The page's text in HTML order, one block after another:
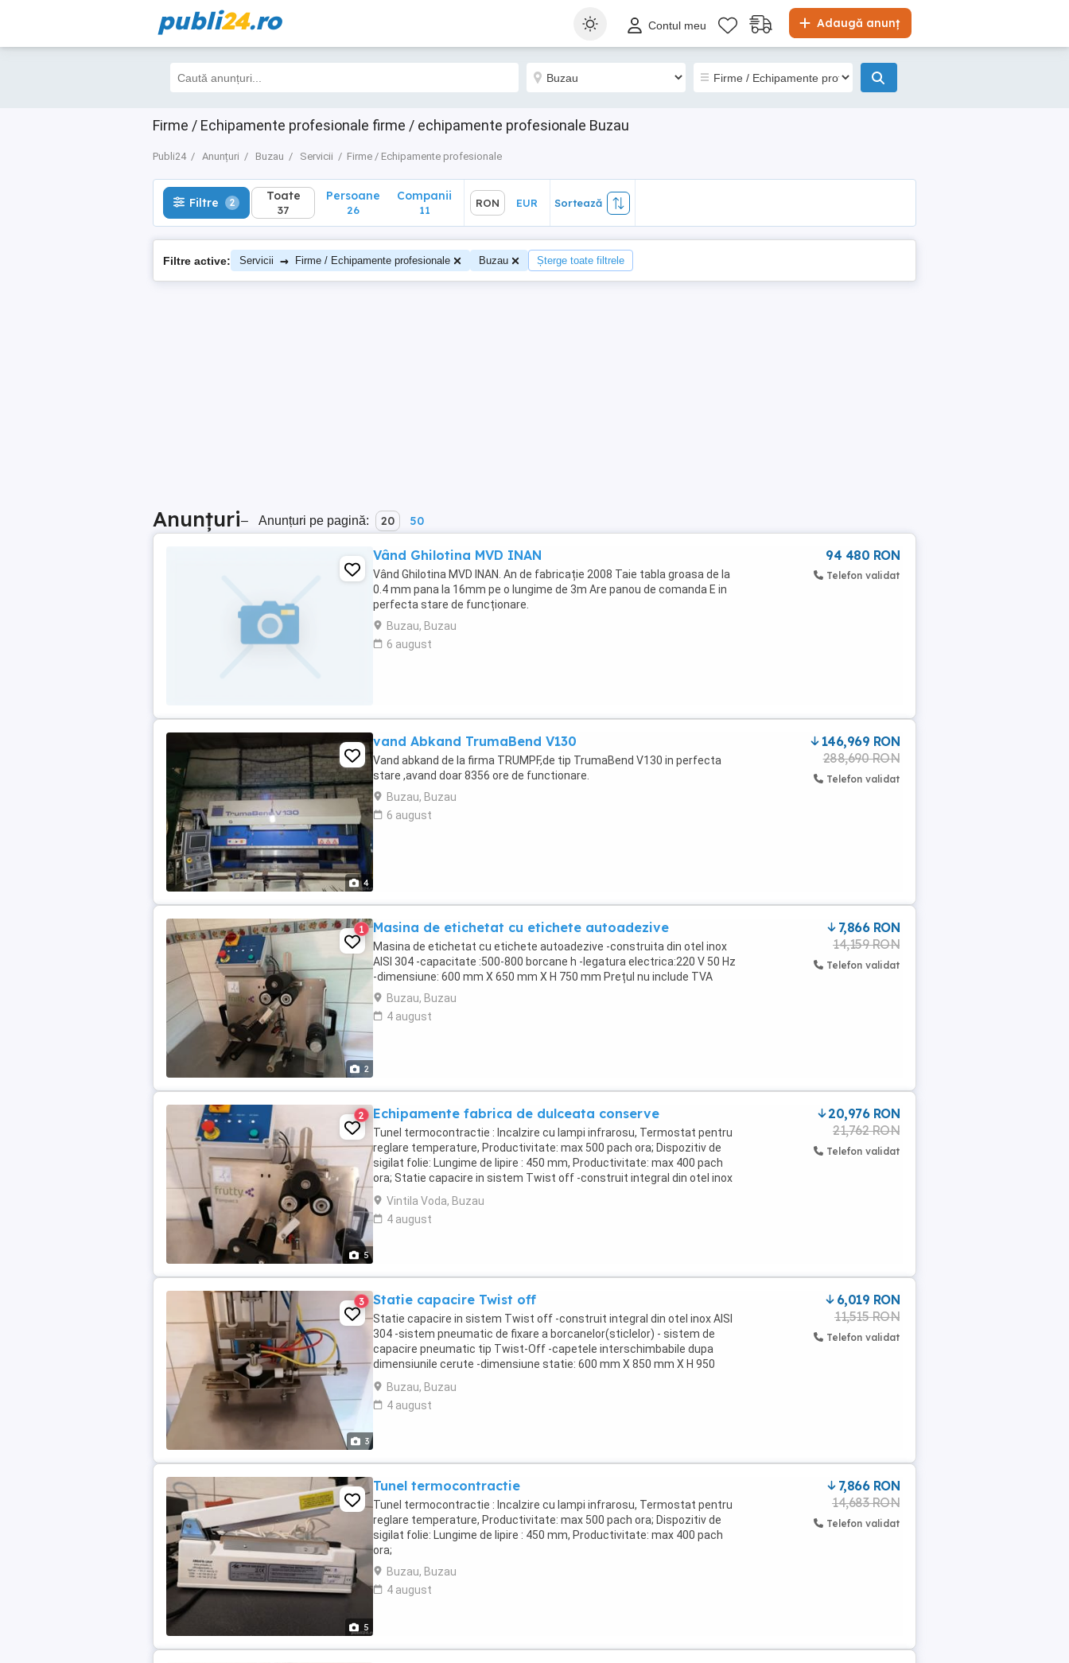
publi24.ro Adaugă anunț
Contul meu
Firme / Echipamente profesionale firme / echipamente profesionale Buzau
Publi24 Anunțuri Buzau Servicii Firme / Echipamente profesionale
Filtre 2 Toate
37
Sortează
Filtre 2 Toate
37
Persoane
26
Companii
11
RON EUR Sortează
Filtre active: Servicii → Firme / Echipamente profesionale Buzau Șterge toate filtrele
Anunțuri– Anunțuri pe pagină: 20 50
Vând Ghilotina MVD INAN
Vând Ghilotina MVD INAN. An de fabricație 2008 Taie tabla groasa de la
0.4 mm pana la 16mm pe o lungime de 3m Are panou de comanda E in
perfecta stare de funcționare.
Buzau, Buzau
6 august
94 480 RON
Telefon validat
4
vand Abkand TrumaBend V130
Vand abkand de la firma TRUMPF,de tip TrumaBend V130 in perfecta
stare ,avand doar 8356 ore de functionare.
Buzau, Buzau
6 august
146,969 RON
288,690 RON
Telefon validat
2
1 Masina de etichetat cu etichete autoadezive
Masina de etichetat cu etichete autoadezive -construita din otel inox
AISI 304 -capacitate :500-800 borcane h -legatura electrica:220 V 50 Hz
-dimensiune: 600 mm X 650 mm X H 750 mm Prețul nu include TVA
Buzau, Buzau
4 august
7,866 RON
14,159 RON
Telefon validat
5
2 Echipamente fabrica de dulceata conserve
Tunel termocontractie : Incalzire cu lampi infrarosu, Termostat pentru
reglare temperature, Productivitate: max 500 pach ora; Dispozitiv de
sigilat folie: Lungime de lipire : 450 mm, Productivitate: max 400 pach
ora; Statie capacire in sistem Twist off -construit integral din otel inox
AISI 304 -sistem ...
Vintila Voda, Buzau
4 august
20,976 RON
21,762 RON
Telefon validat
3
3 Statie capacire Twist off
Statie capacire in sistem Twist off -construit integral din otel inox AISI
304 -sistem pneumatic de fixare a borcanelor(sticlelor) - sistem de
capacire pneumatic tip Twist-Off -capetele interschimbabile dupa
dimensiunile cerute -dimensiune statie: 600 mm X 850 mm X H 950
mm Prețul nu include TVA
Buzau, Buzau
4 august
6,019 RON
11,515 RON
Telefon validat
5
Tunel termocontractie
Tunel termocontractie : Incalzire cu lampi infrarosu, Termostat pentru
reglare temperature, Productivitate: max 500 pach ora; Dispozitiv de
sigilat folie: Lungime de lipire : 450 mm, Productivitate: max 400 pach
ora;
Buzau, Buzau
4 august
7,866 RON
14,683 RON
Telefon validat